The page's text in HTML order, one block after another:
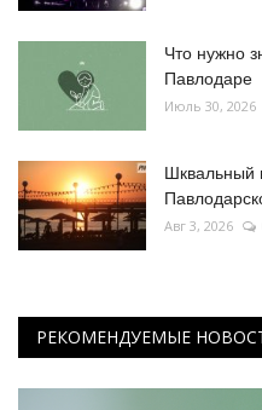
Что нужно
Павлодаре
Июль 30, 2026
Шквальный
Авг 3, 2026
РЕКОМЕНДУЕМЫЕ